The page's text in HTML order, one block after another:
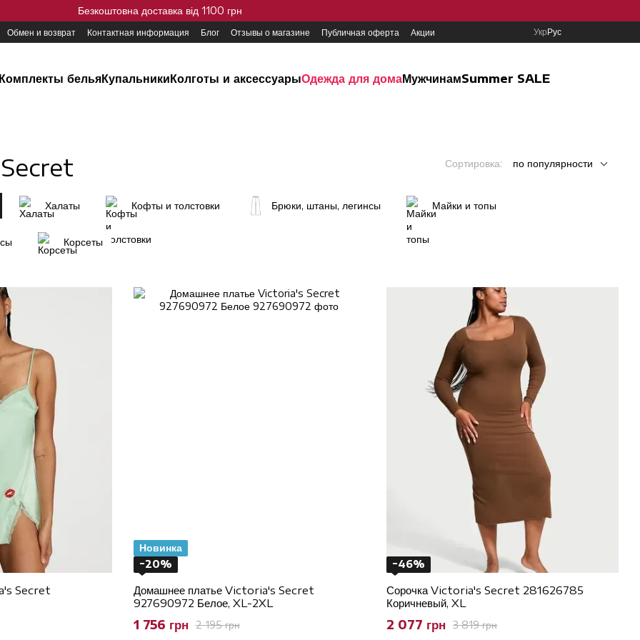
Безкоштовна доставка від 1100 грн
Обмен и возврат Контактная информация Блог Отзывы о магазине Публичная оферта Акции УкрРус
Комплекты бельяКупальникиКолготы и аксессуарыОдежда для домаМужчинамSummer SALE
Сортировка: по популярности
Халаты Кофты и толстовки Брюки, штаны, легинсы Майки и топы
Корсеты
Secret
Новинка
−20%
Домашнее платье Victoria's Secret
927690972 Белое, XL-2XL
2 195 грн
1 756 грн
−46%
Сорочка Victoria's Secret 281626785
Коричневый, XL
3 819 грн
2 077 грн